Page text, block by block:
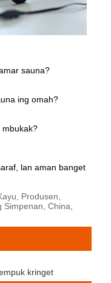
sauna?
ing omah?
mbukak?
lan aman banget
Produsen,
Simpenan, China,
kringet